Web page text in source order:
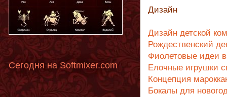
Дизайн
Дизайн детской
Рождественский
Фиолетовые идеи
Елочные игрушки
Концепция
Бокалы для
Сегодня на Softmixer.com